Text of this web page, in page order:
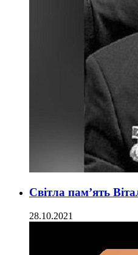
Світла пам’ять
28.10.2021